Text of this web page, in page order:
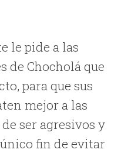
le pide a las
de Chocholá que
para que sus
mejor a las
ser agresivos y
fin de evitar